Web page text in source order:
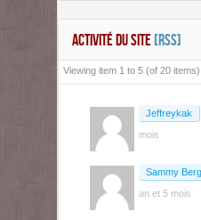
ACTIVITÉ DU SITE [RSS]
Viewing item 1 to 5 (of 20 items)
Jeffreykak
mois
Sammy
an et 5 mois